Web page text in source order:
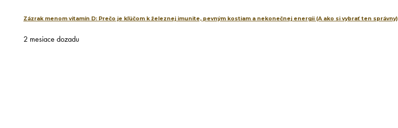
Zázrak menom vitamín D: Prečo je kľúčom k železnej imunite, pevným kostiam a nekonečnej energii (A ako si vybrať ten správny)
2 mesiace dozadu